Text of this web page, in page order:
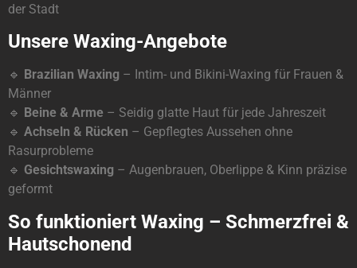
der Stadt
Unsere Waxing-Angebote
🔹 Brazilian Waxing – Intim- und Bikini-Waxing für Frauen &
Männer
🔹 Beine & Arme – Seidig glatte Haut für jede Jahreszeit
🔹 Achseln & Rücken – Gepflegtes Aussehen ohne
Rasurprobleme
🔹 Gesichtswaxing – Augenbrauen, Oberlippe & Kinn präzise
geformt
So funktioniert Waxing – Schmerzfrei &
Hautschonend